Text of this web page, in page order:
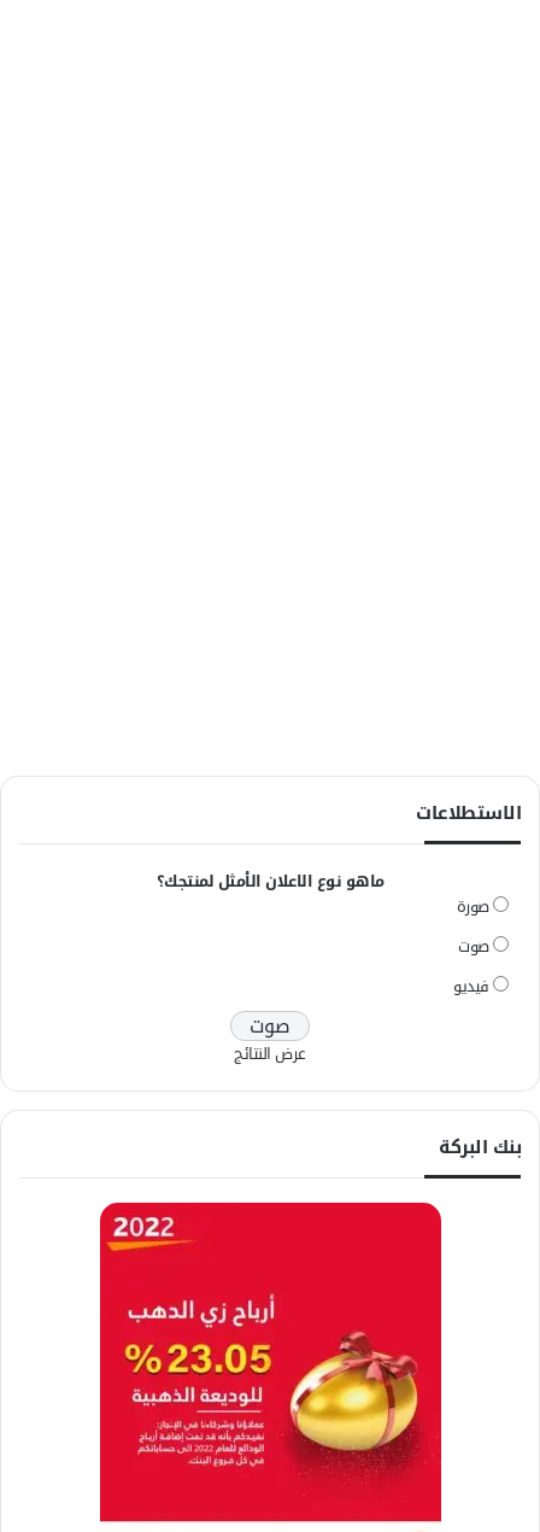
الاستطلاعات
ماهو نوع الاعلان الأمثل لمنتجك؟
صورة
صوت
فيديو
عرض النتائج
بنك البركة